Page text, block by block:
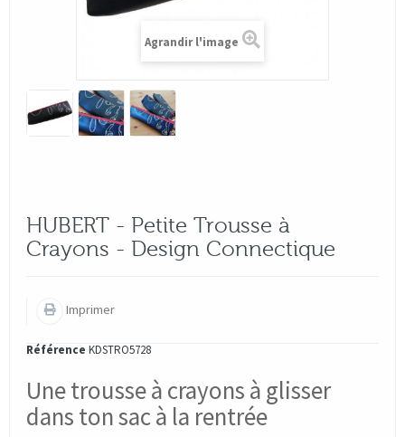
Agrandir l'image
HUBERT - Petite Trousse à
Crayons - Design Connectique
Imprimer
Référence KDSTRO5728
Une trousse à crayons à glisser
dans ton sac à la rentrée